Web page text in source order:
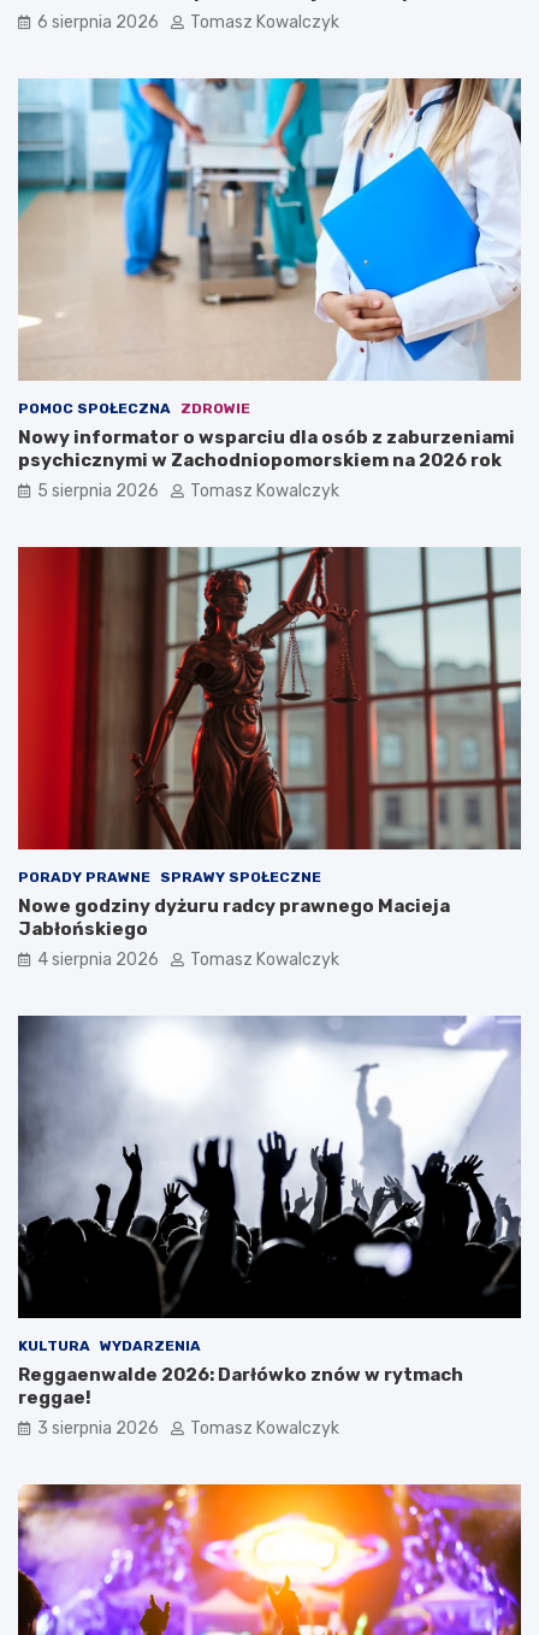
6 sierpnia 2026 Tomasz Kowalczyk
POMOC SPOŁECZNA ZDROWIE
Nowy informator o wsparciu dla osób z zaburzeniami
psychicznymi w Zachodniopomorskiem na 2026 rok
5 sierpnia 2026 Tomasz Kowalczyk
PORADY PRAWNE SPRAWY SPOŁECZNE
Nowe godziny dyżuru radcy prawnego Macieja
Jabłońskiego
4 sierpnia 2026 Tomasz Kowalczyk
KULTURA WYDARZENIA
Reggaenwalde 2026: Darłówko znów w rytmach
reggae!
3 sierpnia 2026 Tomasz Kowalczyk